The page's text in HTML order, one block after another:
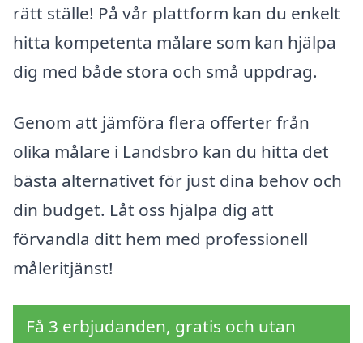
rätt ställe! På vår plattform kan du enkelt
hitta kompetenta målare som kan hjälpa
dig med både stora och små uppdrag.
Genom att jämföra flera offerter från
olika målare i Landsbro kan du hitta det
bästa alternativet för just dina behov och
din budget. Låt oss hjälpa dig att
förvandla ditt hem med professionell
måleritjänst!
Få 3 erbjudanden, gratis och utan